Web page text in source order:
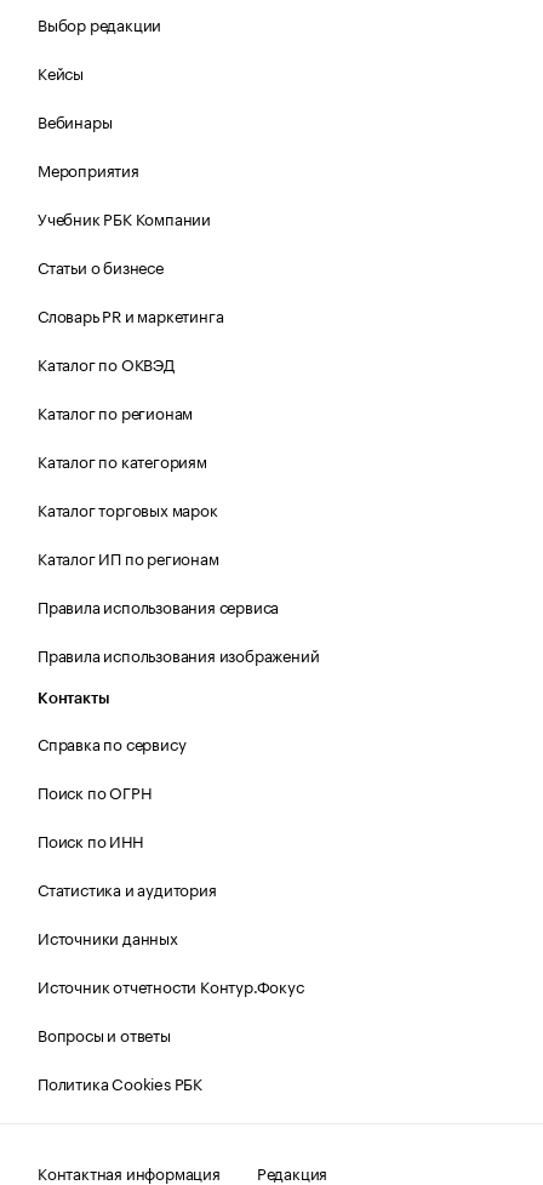
Выбор редакции
Кейсы
Вебинары
Мероприятия
Учебник РБК Компании
Статьи о бизнесе
Словарь PR и маркетинга
Каталог по ОКВЭД
Каталог по регионам
Каталог по категориям
Каталог торговых марок
Каталог ИП по регионам
Правила использования сервиса
Правила использования изображений
Контакты
Справка по сервису
Поиск по ОГРН
Поиск по ИНН
Статистика и аудитория
Источники данных
Источник отчетности Контур.Фокус
Вопросы и ответы
Политика Cookies РБК
Контактная информация Редакция